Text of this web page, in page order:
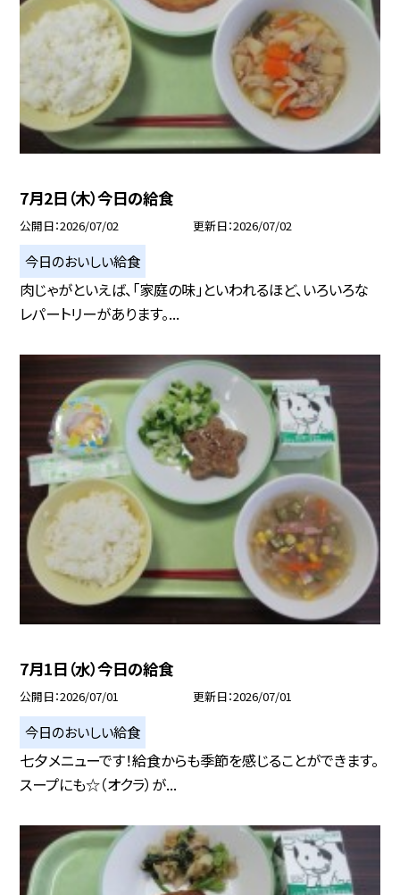
7月2日（木）今日の給食
公開日 2026/07/02 更新日 2026/07/02
今日のおいしい給食
肉じゃがといえば、「家庭の味」といわれるほど、いろいろな
レパートリーがあります。...
7月1日（水）今日の給食
公開日 2026/07/01 更新日 2026/07/01
今日のおいしい給食
七夕メニューです！給食からも季節を感じることができます。
スープにも☆（オクラ）が...